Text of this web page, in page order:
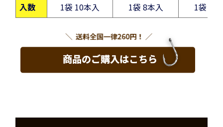
入数 1袋 10本入 1袋 8本入 1袋 6